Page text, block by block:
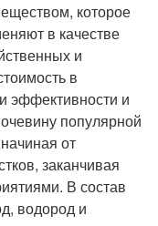
которое
в качестве
и
в
эффективности и
популярной
от
заканчивая
В состав
водород и